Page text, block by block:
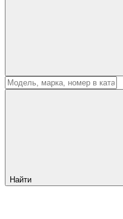
Найти